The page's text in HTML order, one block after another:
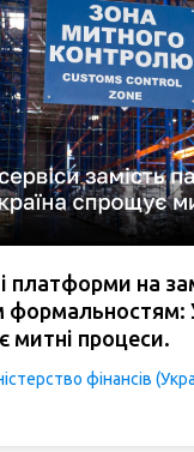
платформи на
формальностям:
митні процеси.
фінансів